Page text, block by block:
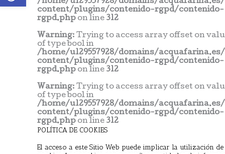
content/plugins/contenido-rgpd/contenido-
rgpd.php on line 312
Warning: Trying to access array offset on
of type bool in
/home/u129557928/domains/
content/plugins/contenido-rgpd/contenido-
rgpd.php on line 312
Warning: Trying to access array offset on
of type bool in
/home/u129557928/domains/
content/plugins/contenido-rgpd/contenido-
rgpd.php on line 312
POLÍTICA DE COOKIES
El acceso a este Sitio Web puede implicar la utilización de